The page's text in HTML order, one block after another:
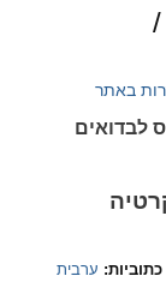
zoom_in
/
באתר
לבדואים
כתוביות: ערבית